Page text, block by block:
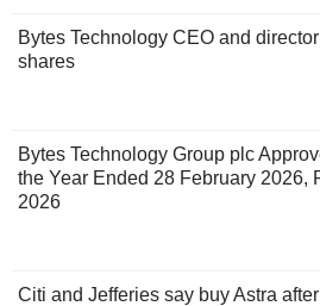
Bytes Technology CEO and
shares
Bytes Technology Group plc
the Year Ended 28 February 2026,
2026
Citi and Jefferies say buy Astra